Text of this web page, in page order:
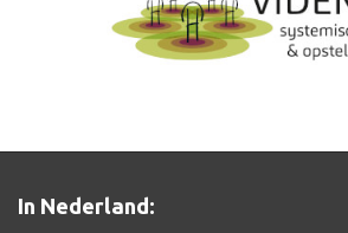
In Nederland: